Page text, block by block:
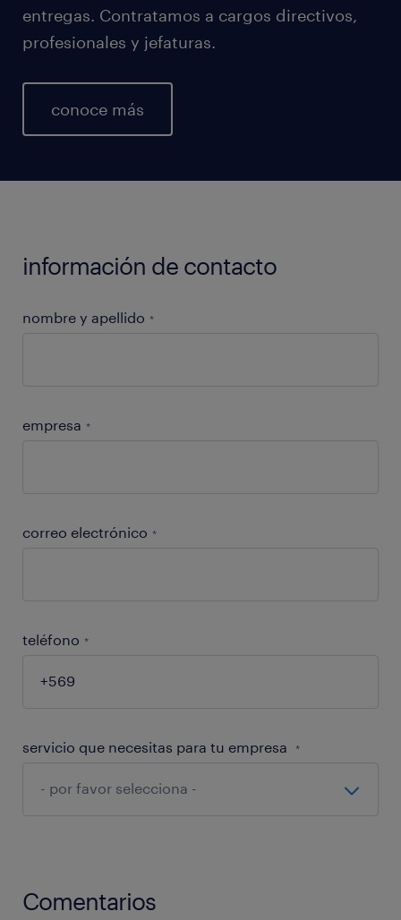
entregas. Contratamos a cargos directivos,
profesionales y jefaturas.
conoce más
información de contacto
nombre y apellido *
empresa *
correo electrónico *
teléfono *
servicio que necesitas para tu empresa *
Comentarios